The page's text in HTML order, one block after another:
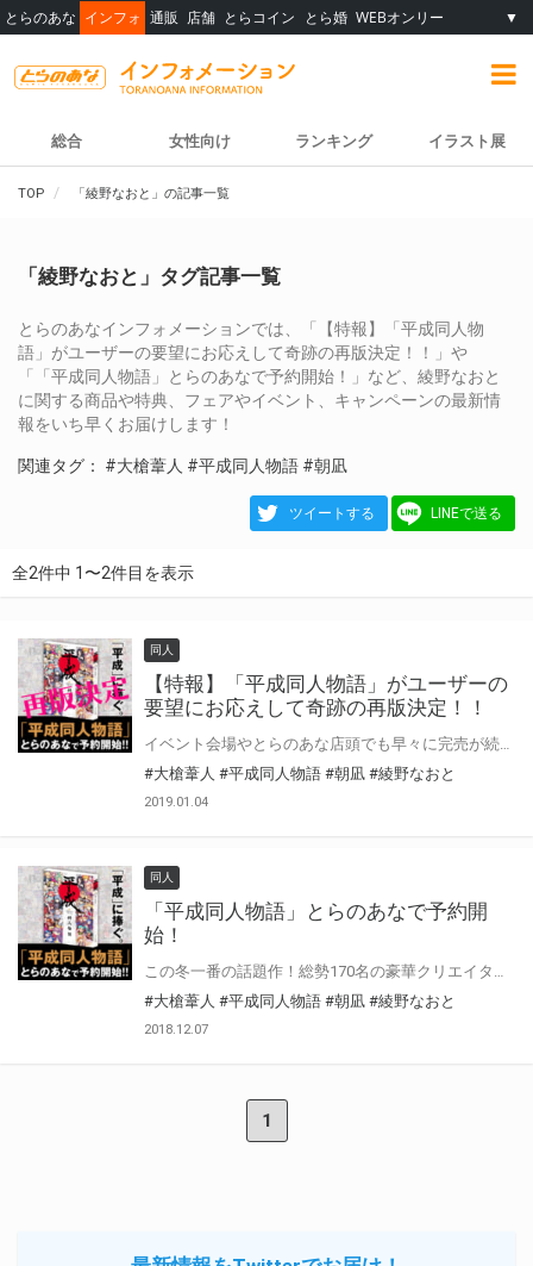
とらのあな インフォ 通販 店舗 とらコイン とら婚 WEBオンリー ▼
総合 女性向け ランキング イラスト展
TOP 「綾野なおと」の記事一覧
「綾野なおと」タグ記事一覧
とらのあなインフォメーションでは、「【特報】「平成同人物
語」がユーザーの要望にお応えして奇跡の再版決定！！」や
「「平成同人物語」とらのあなで予約開始！」など、綾野なおと
に関する商品や特典、フェアやイベント、キャンペーンの最新情
報をいち早くお届けします！
関連タグ： #大槍葦人 #平成同人物語 #朝凪
ツイートする LINEで送る
全2件中 1〜2件目を表示
同人
【特報】「平成同人物語」がユーザーの
要望にお応えして奇跡の再版決定！！
#大槍葦人 #平成同人物語 #朝凪 #綾野なおと
2019.01.04
同人
「平成同人物語」とらのあなで予約開
始！
#大槍葦人 #平成同人物語 #朝凪 #綾野なおと
2018.12.07
1